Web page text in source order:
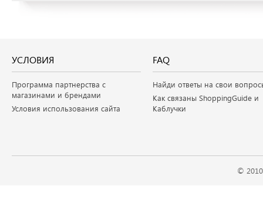
УСЛОВИЯ
Программа партнерства с
магазинами и брендами
Условия использования сайта
FAQ
Найди ответы на свои
Как связаны ShoppingGuide и
Каблучки
©